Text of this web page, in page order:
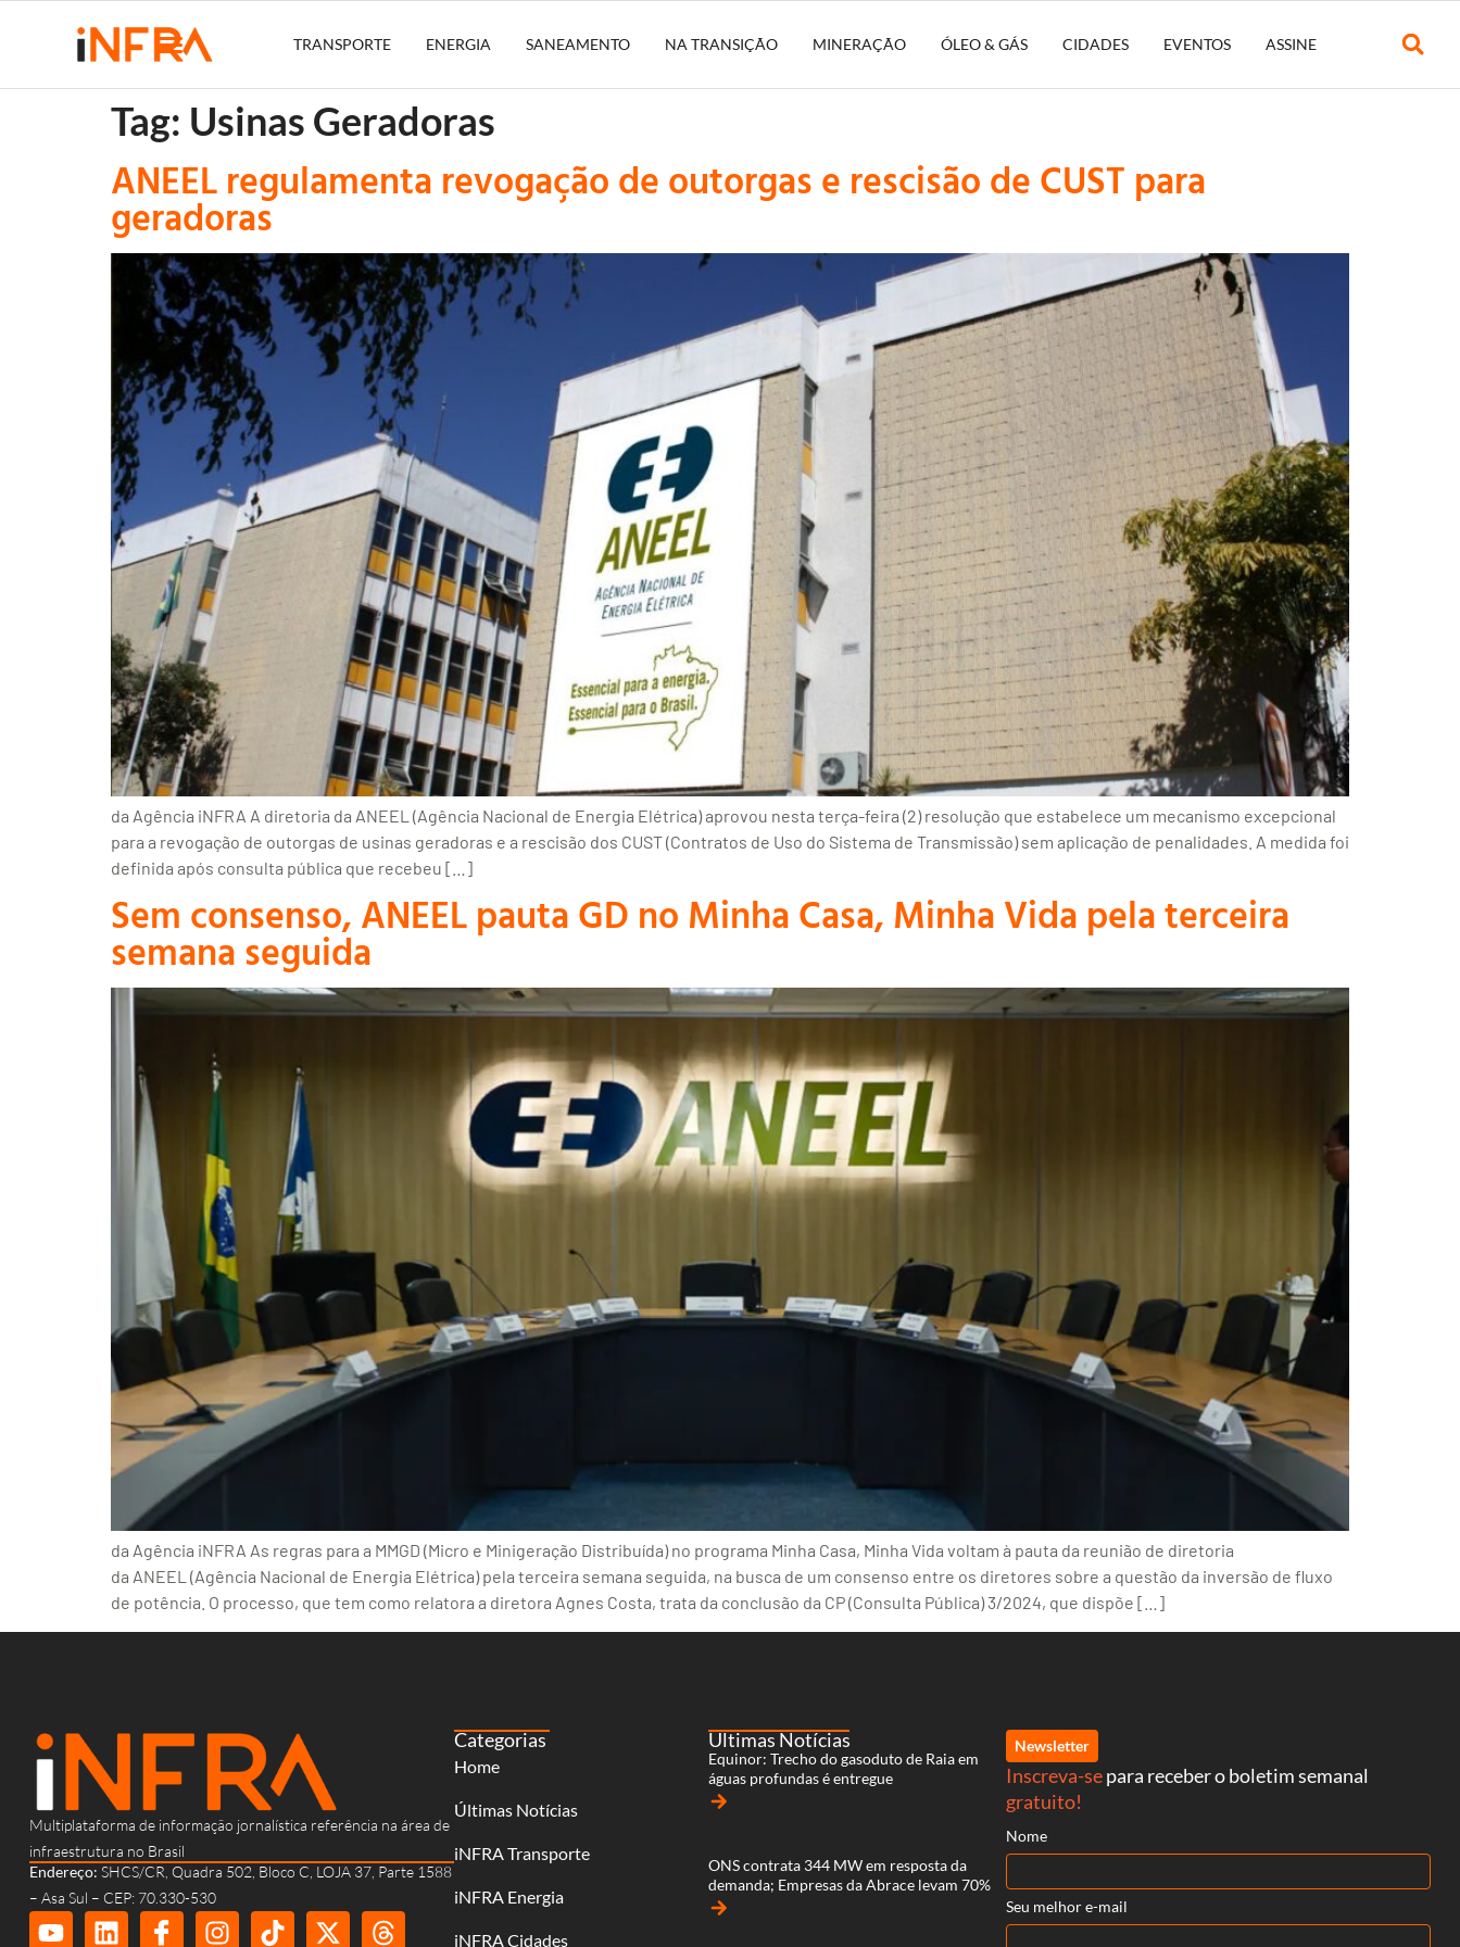
TRANSPORTE ENERGIA SANEAMENTO NA TRANSIÇÃO MINERAÇÃO ÓLEO & GÁS CIDADES EVENTOS ASSINE
Tag: Usinas Geradoras
ANEEL regulamenta revogação de outorgas e rescisão de CUST para
geradoras
da Agência iNFRA A diretoria da ANEEL (Agência Nacional de Energia Elétrica) aprovou nesta terça-feira (2) resolução que estabelece um mecanismo excepcional
para a revogação de outorgas de usinas geradoras e a rescisão dos CUST (Contratos de Uso do Sistema de Transmissão) sem aplicação de penalidades. A medida foi
definida após consulta pública que recebeu […]
Sem consenso, ANEEL pauta GD no Minha Casa, Minha Vida pela terceira
semana seguida
da Agência iNFRA As regras para a MMGD (Micro e Minigeração Distribuída) no programa Minha Casa, Minha Vida voltam à pauta da reunião de diretoria
da ANEEL (Agência Nacional de Energia Elétrica) pela terceira semana seguida, na busca de um consenso entre os diretores sobre a questão da inversão de fluxo
de potência. O processo, que tem como relatora a diretora Agnes Costa, trata da conclusão da CP (Consulta Pública) 3/2024, que dispõe […]
Multiplataforma de informação jornalística referência na área de
infraestrutura no Brasil
Endereço: SHCS/CR, Quadra 502, Bloco C, LOJA 37, Parte 1588
– Asa Sul – CEP: 70.330-530
Categorias
Home
Últimas Notícias
iNFRA Transporte
iNFRA Energia
iNFRA Cidades
Últimas Notícias
Equinor: Trecho do gasoduto de Raia em
águas profundas é entregue
arrow_forward
ONS contrata 344 MW em resposta da
demanda; Empresas da Abrace levam 70%
arrow_forward
Newsletter
Inscreva-separa receber o boletim semanal
gratuito!
Nome
Seu melhor e-mail